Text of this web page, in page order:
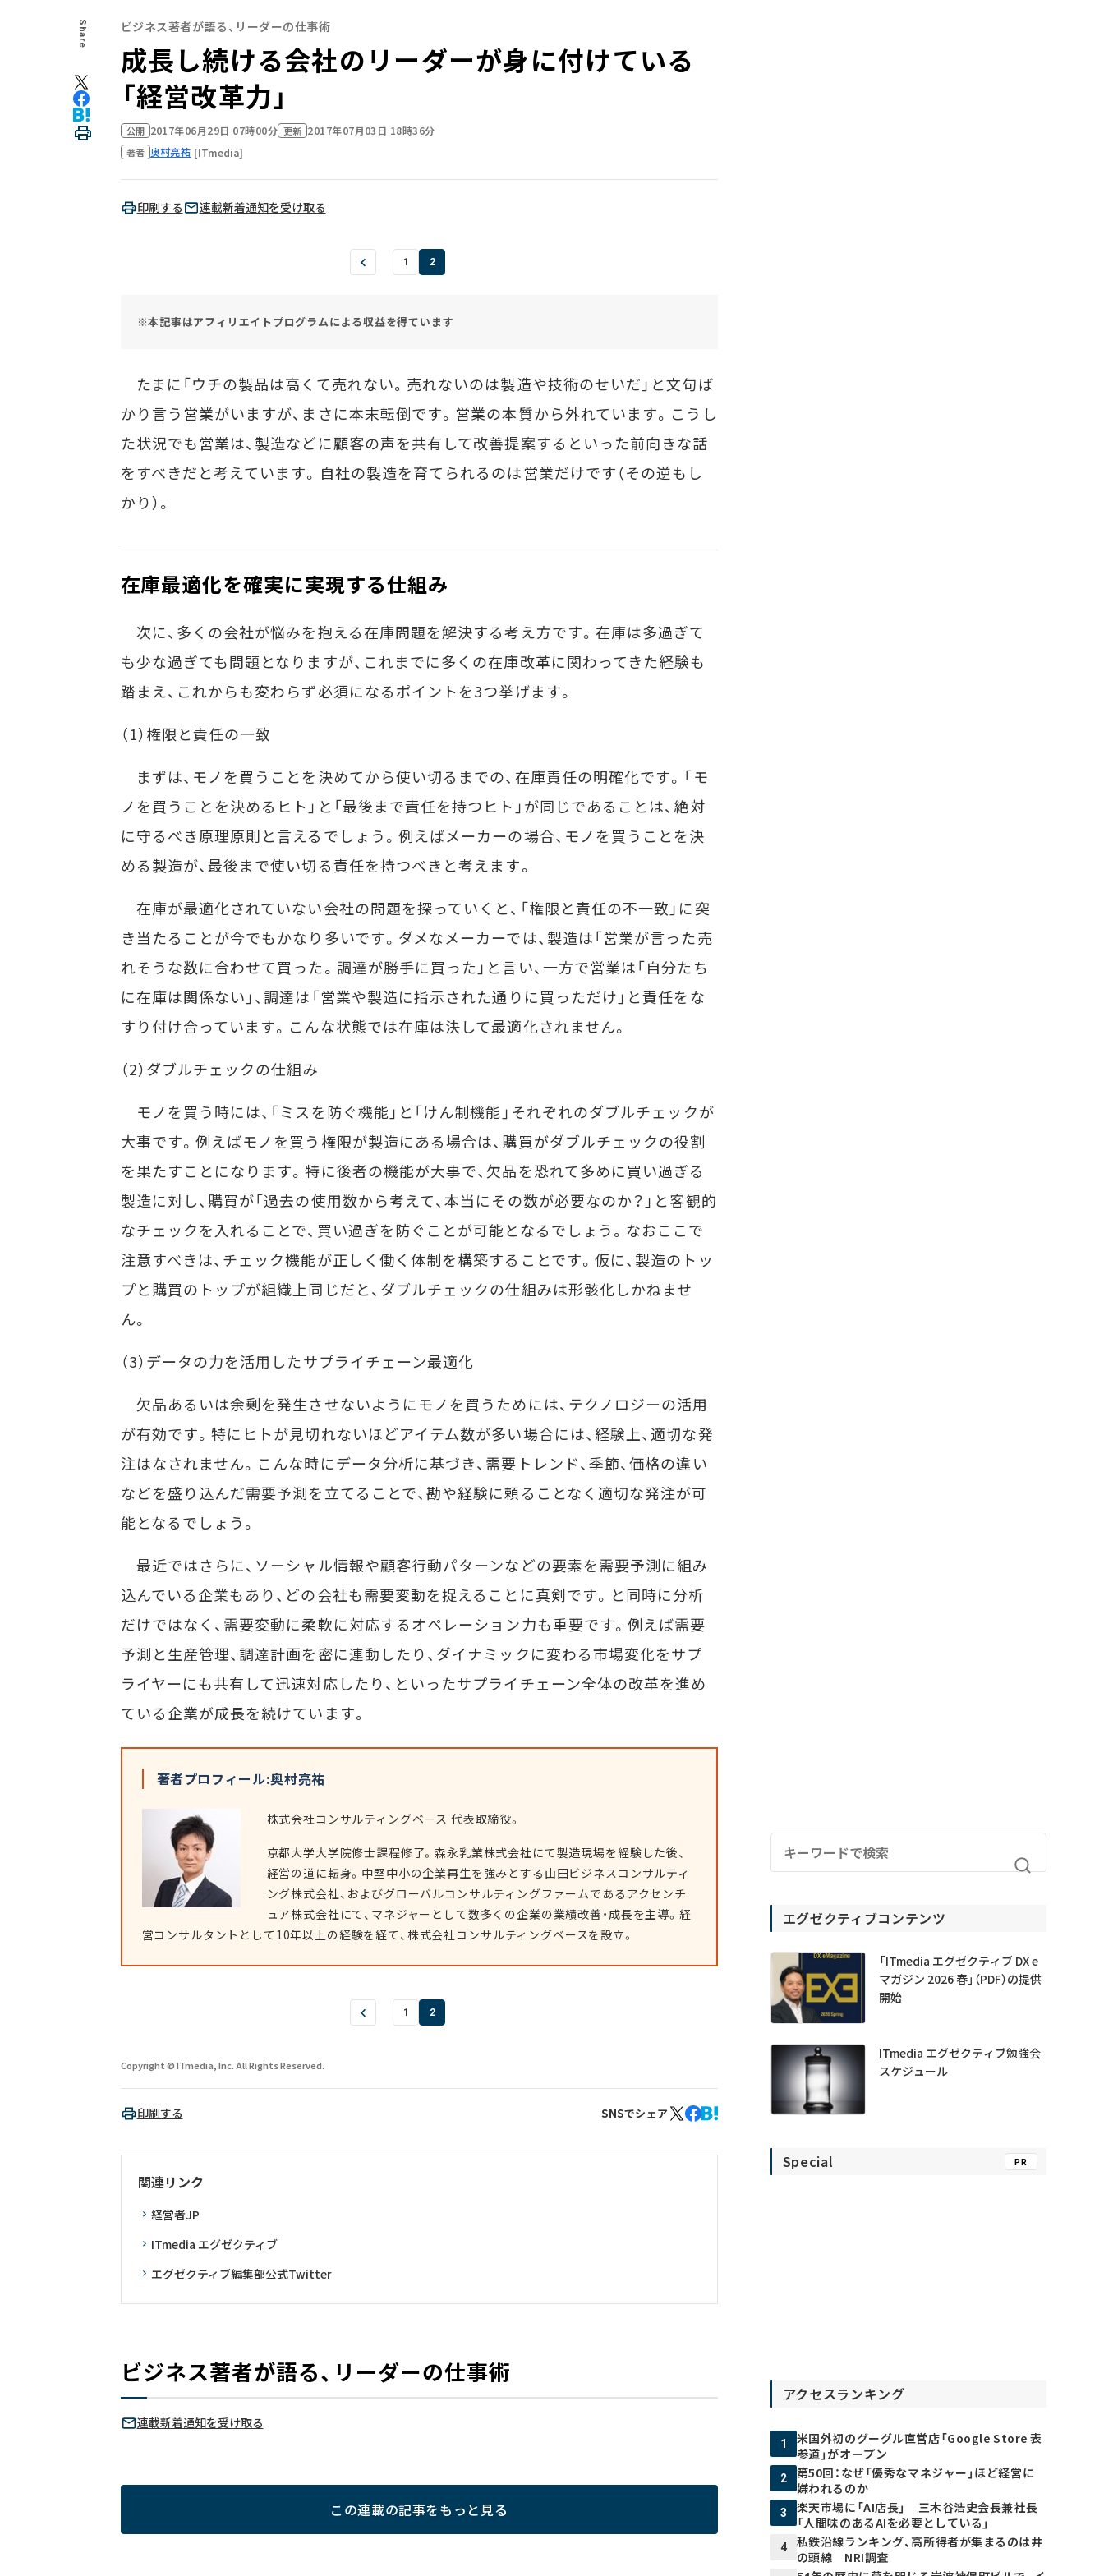
Share ビジネス著者が語る、リーダーの仕事術
成長し続ける会社のリーダーが身に付けている
「経営改革力」
公開 2017年06月29日 07時00分 更新 2017年07月03日 18時36分
著者 奥村亮祐 [ITmedia]
印刷する 連載新着通知を受け取る
1 2
※本記事はアフィリエイトプログラムによる収益を得ています
たまに「ウチの製品は高くて売れない。売れないのは製造や技術のせいだ」と文句ば
かり言う営業がいますが、まさに本末転倒です。営業の本質から外れています。こうし
た状況でも営業は、製造などに顧客の声を共有して改善提案するといった前向きな話
をすべきだと考えています。自社の製造を育てられるのは営業だけです（その逆もし
かり）。
在庫最適化を確実に実現する仕組み
次に、多くの会社が悩みを抱える在庫問題を解決する考え方です。在庫は多過ぎて
も少な過ぎても問題となりますが、これまでに多くの在庫改革に関わってきた経験も
踏まえ、これからも変わらず必須になるポイントを3つ挙げます。
（1）権限と責任の一致
まずは、モノを買うことを決めてから使い切るまでの、在庫責任の明確化です。「モ
ノを買うことを決めるヒト」と「最後まで責任を持つヒト」が同じであることは、絶対
に守るべき原理原則と言えるでしょう。例えばメーカーの場合、モノを買うことを決
める製造が、最後まで使い切る責任を持つべきと考えます。
在庫が最適化されていない会社の問題を探っていくと、「権限と責任の不一致」に突
き当たることが今でもかなり多いです。ダメなメーカーでは、製造は「営業が言った売
れそうな数に合わせて買った。調達が勝手に買った」と言い、一方で営業は「自分たち
に在庫は関係ない」、調達は「営業や製造に指示された通りに買っただけ」と責任をな
すり付け合っています。こんな状態では在庫は決して最適化されません。
（2）ダブルチェックの仕組み
モノを買う時には、「ミスを防ぐ機能」と「けん制機能」それぞれのダブルチェックが
大事です。例えばモノを買う権限が製造にある場合は、購買がダブルチェックの役割
を果たすことになります。特に後者の機能が大事で、欠品を恐れて多めに買い過ぎる
製造に対し、購買が「過去の使用数から考えて、本当にその数が必要なのか？」と客観的
なチェックを入れることで、買い過ぎを防ぐことが可能となるでしょう。なおここで
注意すべきは、チェック機能が正しく働く体制を構築することです。仮に、製造のトッ
プと購買のトップが組織上同じだと、ダブルチェックの仕組みは形骸化しかねませ
ん。
（3）データの力を活用したサプライチェーン最適化
欠品あるいは余剰を発生させないようにモノを買うためには、テクノロジーの活用
が有効です。特にヒトが見切れないほどアイテム数が多い場合には、経験上、適切な発
注はなされません。こんな時にデータ分析に基づき、需要トレンド、季節、価格の違い
などを盛り込んだ需要予測を立てることで、勘や経験に頼ることなく適切な発注が可
能となるでしょう。
最近ではさらに、ソーシャル情報や顧客行動パターンなどの要素を需要予測に組み
込んでいる企業もあり、どの会社も需要変動を捉えることに真剣です。と同時に分析
だけではなく、需要変動に柔軟に対応するオペレーション力も重要です。例えば需要
予測と生産管理、調達計画を密に連動したり、ダイナミックに変わる市場変化をサプ
ライヤーにも共有して迅速対応したり、といったサプライチェーン全体の改革を進め
ている企業が成長を続けています。
著者プロフィール:奥村亮祐
株式会社コンサルティングベース 代表取締役。
京都大学大学院修士課程修了。森永乳業株式会社にて製造現場を経験した後、
経営の道に転身。中堅中小の企業再生を強みとする山田ビジネスコンサルティ
ング株式会社、およびグローバルコンサルティングファームであるアクセンチ
ュア株式会社にて、マネジャーとして数多くの企業の業績改善・成長を主導。経
営コンサルタントとして10年以上の経験を経て、株式会社コンサルティングベースを設立。
1 2
Copyright © ITmedia, Inc. All Rights Reserved.
印刷する SNSでシェア
関連リンク
経営者JP
ITmedia エグゼクティブ
エグゼクティブ編集部公式Twitter
ビジネス著者が語る、リーダーの仕事術
連載新着通知を受け取る
この連載の記事をもっと見る
エグゼクティブコンテンツ
「ITmedia エグゼクティブ DX e
マガジン 2026 春」（PDF）の提供
開始
ITmedia エグゼクティブ勉強会
スケジュール
Special PR
アクセスランキング
1
米国外初のグーグル直営店「Google Store 表
参道」がオープン
2
第50回：なぜ「優秀なマネジャー」ほど経営に
嫌われるのか
3
楽天市場に「AI店長」 三木谷浩史会長兼社長
「人間味のあるAIを必要としている」
4
私鉄沿線ランキング、高所得者が集まるのは井
の頭線 NRI調査